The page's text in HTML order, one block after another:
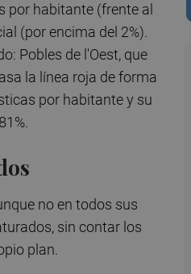
por habitante (frente al
(por encima del 2%).
Pobles de l'Oest, que
la línea roja de forma
por habitante y su
no en todos sus
sin contar los
plan.